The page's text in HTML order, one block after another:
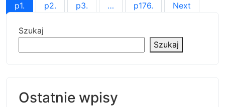
p1. p2. p3. … p176. Next
Szukaj
Szukaj
Ostatnie wpisy